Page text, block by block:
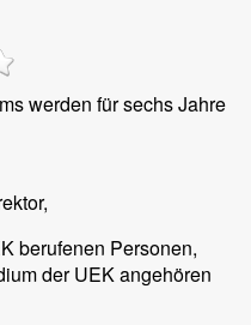
werden für sechs Jahre
berufenen Personen,
der UEK angehören